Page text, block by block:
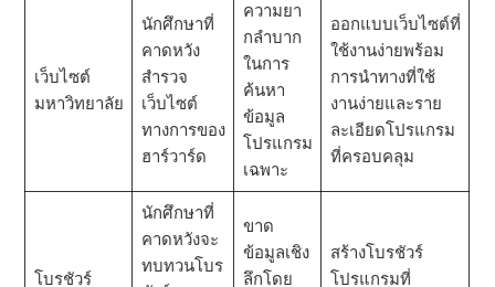
เว็บไซต์
มหาวิทยาลัย
นักศึกษาที่
คาดหวัง
สํารวจ
เว็บไซต์
ทางการของ
ฮาร์วาร์ด
ความยา
กลําบาก
ในการ
ค้นหา
ข้อมูล
โปรแกรม
เฉพาะ
ออกแบบเว็บไซต์ที่
ใช้งานง่ายพร้อม
การนําทางที่ใช้
งานง่ายและราย
ละเอียดโปรแกรม
ที่ครอบคลุม
โบรชัวร์
นักศึกษาที่
คาดหวังจะ
ทบทวนโบร
ขาด
ข้อมูลเชิง
ลึกโดย
สร้างโบรชัวร์
โปรแกรมที่